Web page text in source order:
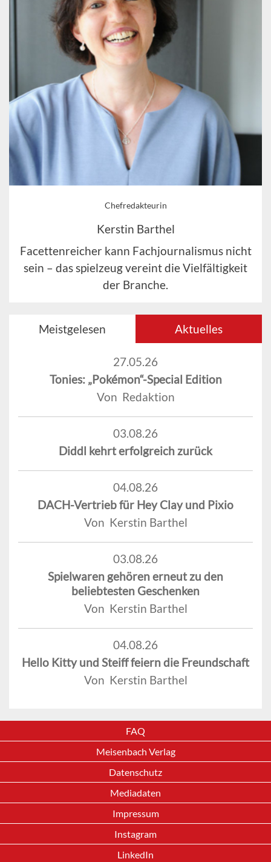
Chefredakteurin
Kerstin Barthel
Facettenreicher kann Fachjournalismus nicht
sein – das spielzeug vereint die Vielfältigkeit
der Branche.
Meistgelesen Aktuelles
27.05.26
Tonies: „Pokémon“-Special Edition
Von Redaktion
03.08.26
Diddl kehrt erfolgreich zurück
04.08.26
DACH-Vertrieb für Hey Clay und Pixio
Von Kerstin Barthel
03.08.26
Spielwaren gehören erneut zu den
beliebtesten Geschenken
Von Kerstin Barthel
04.08.26
Hello Kitty und Steiff feiern die Freundschaft
Von Kerstin Barthel
FAQ
Meisenbach Verlag
Datenschutz
Mediadaten
Impressum
Instagram
LinkedIn